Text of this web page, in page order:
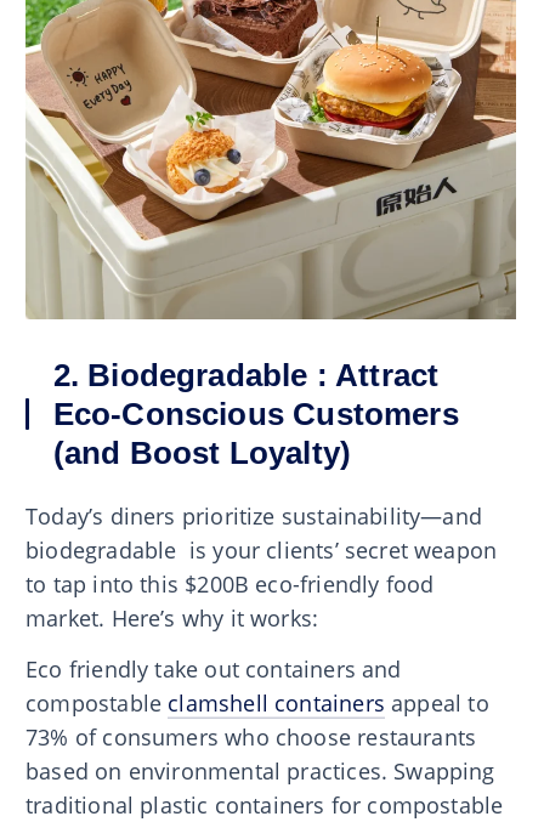
2. Biodegradable : Attract
Eco-Conscious Customers
(and Boost Loyalty)
Today’s diners prioritize sustainability—and
biodegradable is your clients’ secret weapon
to tap into this $200B eco-friendly food
market. Here’s why it works:
Eco friendly take out containers and
compostable clamshell containers appeal to
73% of consumers who choose restaurants
based on environmental practices. Swapping
traditional plastic containers for compostable